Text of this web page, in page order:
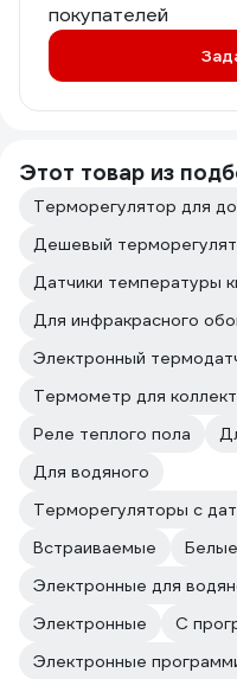
покупателей
Этот товар из
Терморегулятор для
Дешевый
Датчики температуры
Для инфракрасного
Электронный
Термометр для
Реле теплого пола
Для водяного
Терморегуляторы с
Встраиваемые
Белые
Электронные для
Электронные
С
Электронные